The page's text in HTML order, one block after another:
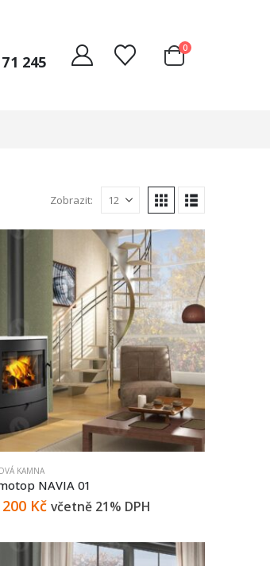
245
0
Zobrazit:
KAMNA
NAVIA 01
Kč včetně 21% DPH